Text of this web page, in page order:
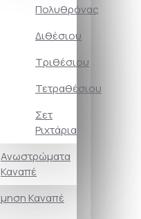
Πολυθρόνας
Διθέσιου
Τριθέσιου
Τετραθέσιου
Σετ
Ριχτάρια
Ανωστρώματα
Καναπέ
Καναπέ